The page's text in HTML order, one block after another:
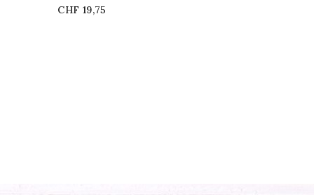
Prix
CHF 19,75